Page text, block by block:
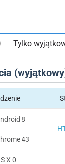
Tylko
8
43
X 0